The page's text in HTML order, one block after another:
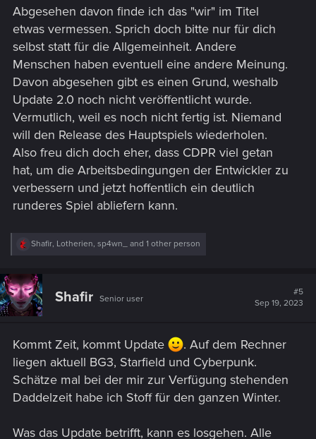
Abgesehen davon finde ich das "wir" im Titel
etwas vermessen. Sprich doch bitte nur für dich
selbst statt für die Allgemeinheit. Andere
Menschen haben eventuell eine andere Meinung.
Davon abgesehen gibt es einen Grund, weshalb
Update 2.0 noch nicht veröffentlicht wurde.
Vermutlich, weil es noch nicht fertig ist. Niemand
will den Release des Hauptspiels wiederholen.
Also freu dich doch eher, dass CDPR viel getan
hat, um die Arbeitsbedingungen der Entwickler zu
verbessern und jetzt hoffentlich ein deutlich
runderes Spiel abliefern kann.
R
c
t
i
:
Shafir, Lotherien, sp4wn_ and 1 other person
Shafir Senior user
#5
Sep 19, 2023
Kommt Zeit, kommt Update
. Auf dem Rechner
liegen aktuell BG3, Starfield und Cyberpunk.
Schätze mal bei der mir zur Verfügung stehenden
Daddelzeit habe ich Stoff für den ganzen Winter.
Was das Update betrifft, kann es losgehen. Alle